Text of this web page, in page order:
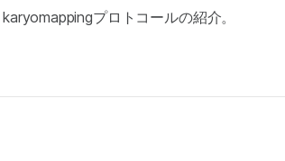
プロトコールの紹介。